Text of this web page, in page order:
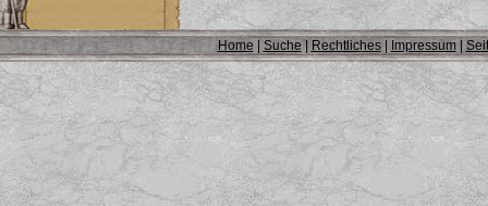
Home| Suche | Rechtliches| Impressum|